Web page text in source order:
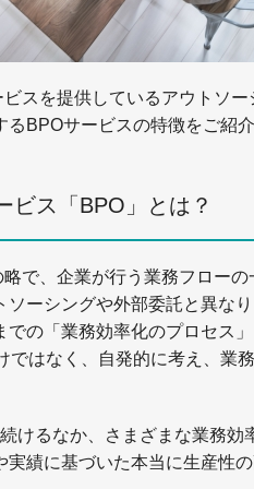
スを提供しているアウトソ
BPOサービスの特徴をご紹介
ビス「BPO」とは？
で、企業が行う業務フロー
ーシングや外部委託と異な
の「業務効率化のプロセス」
はなく、自発的に考え、業
けるなか、さまざまな業務効
績に基づいた本当に生産性